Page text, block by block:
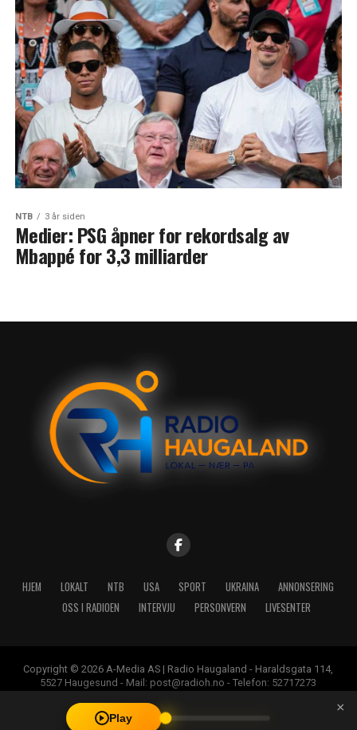
NTB 3 år siden
Medier: PSG åpner for rekordsalg av
Mbappé for 3,3 milliarder
HJEM LOKALT NTB USA SPORT UKRAINA
ANNONSERING
OSS I RADIOEN
INTERVJU PERSONVERN LIVESENTER
Copyright © 2026 A-Media AS | Radio Haugaland - Haraldsgata 114,
5527 Haugesund - Mail: post@radioh.no - Telefon: 52717273
Play
×